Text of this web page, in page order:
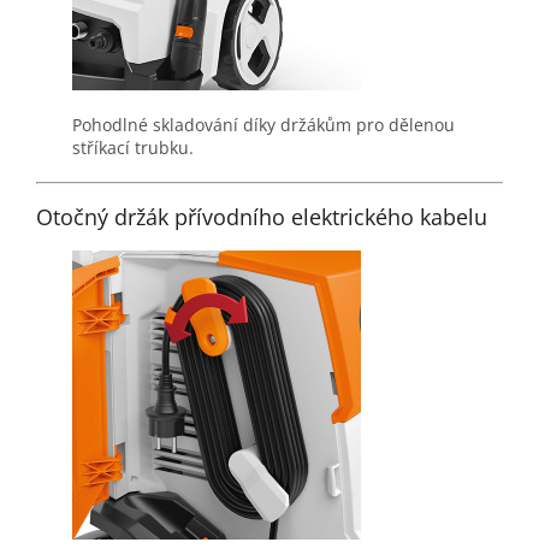
Pohodlné skladování díky držákům pro dělenou
stříkací trubku.
Otočný držák přívodního elektrického kabelu